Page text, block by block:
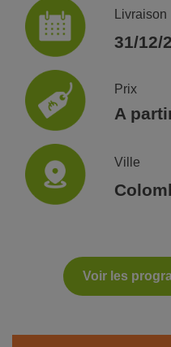
Livraison
31/12/
Prix
A
Ville
Voir les